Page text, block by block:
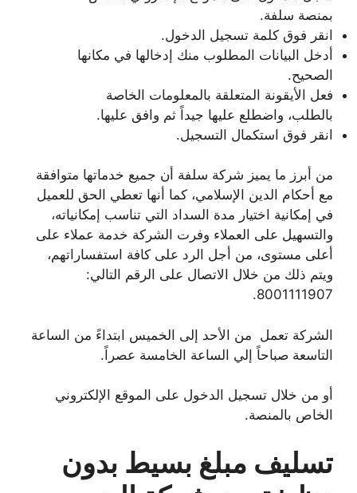
بمنصة سلفة.
انقر فوق كلمة تسجيل الدخول.
أدخل البيانات المطلوب منك إدخالها في مكانها
الصحيح.
فعل الأيقونة المتعلقة بالمعلومات الخاصة
بالطلب، واضطلع عليها جيداً ثم وافق عليها.
انقر فوق استكمال التسجيل.
من أبرز ما يميز شركة سلفة أن جميع خدماتها متوافقة
مع أحكام الدين الإسلامي، كما أنها تعطي الحق للعميل
في إمكانية اختيار مدة السداد التي تناسب إمكانياته،
والتسهيل على العملاء وفرت الشركة خدمة عملاء على
أعلى مستوى، من أجل الرد على كافة استفساراتهم،
ويتم ذلك من خلال الاتصال على الرقم التالي:
8001111907.
الشركة تعمل من الأحد إلى الخميس ابتداءً من الساعة
التاسعة صباحاً إلي الساعة الخامسة عصراً.
أو من خلال تسجيل الدخول على الموقع الإلكتروني
الخاص بالمنصة.
تسليف مبلغ بسيط بدون